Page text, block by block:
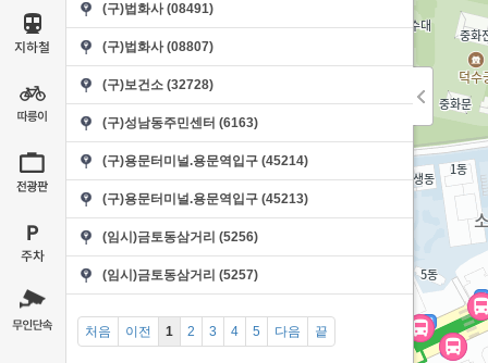
(구)법화사 (08491)
(구)법화사 (08807)
(구)보건소 (32728)
(구)성남동주민센터 (6163)
(구)용문터미널.용문역입구 (45214)
(구)용문터미널.용문역입구 (45213)
(임시)금토동삼거리 (5256)
(임시)금토동삼거리 (5257)
처음 이전 1 2 3 4 5 다음 끝